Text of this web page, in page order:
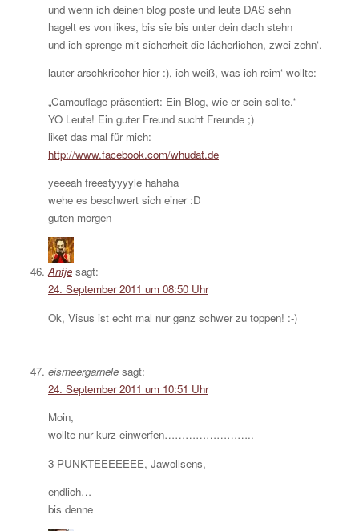
und wenn ich deinen blog poste und leute DAS sehn
hagelt es von likes, bis sie bis unter dein dach stehn
und ich sprenge mit sicherheit die lächerlichen, zwei zehn‘.
lauter arschkriecher hier :), ich weiß, was ich reim‘ wollte:
„Camouflage präsentiert: Ein Blog, wie er sein sollte.“
YO Leute! Ein guter Freund sucht Freunde ;)
liket das mal für mich:
http://www.facebook.com/whudat.de
yeeeah freestyyyyle hahaha
wehe es beschwert sich einer :D
guten morgen
Antje sagt:
24. September 2011 um 08:50 Uhr
Ok, Visus ist echt mal nur ganz schwer zu toppen! :-)
eismeergarnele sagt:
24. September 2011 um 10:51 Uhr
Moin,
wollte nur kurz einwerfen……………………..
3 PUNKTEEEEEEE, Jawollsens,
endlich…
bis denne